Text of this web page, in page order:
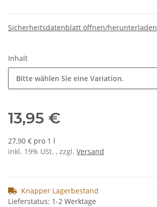
Sicherheitsdatenblatt öffnen/herunterladen
Inhalt
Bitte wählen Sie eine Variation.
13,95 €
27,90 € pro 1 l
inkl. 19% USt. , zzgl. Versand
Knapper Lagerbestand
Lieferstatus: 1-2 Werktage